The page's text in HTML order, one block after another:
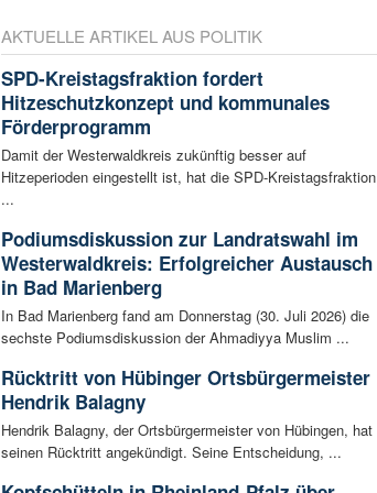
AKTUELLE ARTIKEL AUS POLITIK
SPD-Kreistagsfraktion fordert
Hitzeschutzkonzept und kommunales
Förderprogramm
Damit der Westerwaldkreis zukünftig besser auf
Hitzeperioden eingestellt ist, hat die SPD-Kreistagsfraktion
...
Podiumsdiskussion zur Landratswahl im
Westerwaldkreis: Erfolgreicher Austausch
in Bad Marienberg
In Bad Marienberg fand am Donnerstag (30. Juli 2026) die
sechste Podiumsdiskussion der Ahmadiyya Muslim ...
Rücktritt von Hübinger Ortsbürgermeister
Hendrik Balagny
Hendrik Balagny, der Ortsbürgermeister von Hübingen, hat
seinen Rücktritt angekündigt. Seine Entscheidung, ...